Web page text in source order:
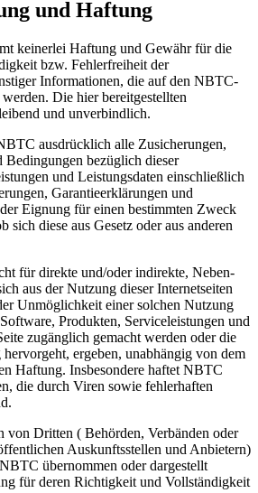
und Haftung
keinerlei Haftung und Gewähr für die
bzw. Fehlerfreiheit der
Informationen, die auf den NBTC-
Die hier bereitgestellten
und unverbindlich.
ausdrücklich alle Zusicherungen,
Bedingungen bezüglich dieser
und Leistungsdaten einschließlich
Garantieerklärungen und
Eignung für einen bestimmten Zweck
sich diese aus Gesetz oder aus anderen
für direkte und/oder indirekte, Neben-
aus der Nutzung dieser Internetseiten
Unmöglichkeit einer solchen Nutzung
Produkten, Serviceleistungen und
zugänglich gemacht werden oder die
ergeben, unabhängig von dem
Haftung. Insbesondere haftet NBTC
die durch Viren sowie fehlerhaften
von Dritten ( Behörden, Verbänden oder
Auskunftsstellen und Anbietern)
übernommen oder dargestellt
für deren Richtigkeit und Vollständigkeit